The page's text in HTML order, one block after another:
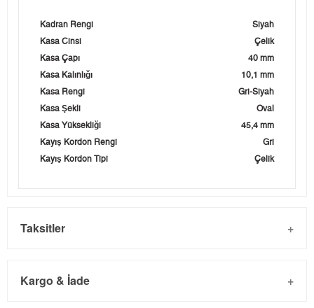
Kadran Rengi
Siyah
Kasa Cinsi
Çelik
Kasa Çapı
40 mm
Kasa Kalınlığı
10,1 mm
Kasa Rengi
Gri-Siyah
Kasa Şekli
Oval
Kasa Yüksekliği
45,4 mm
Kayış Kordon Rengi
Gri
Kayış Kordon Tipi
Çelik
Taksitler
Kargo & İade